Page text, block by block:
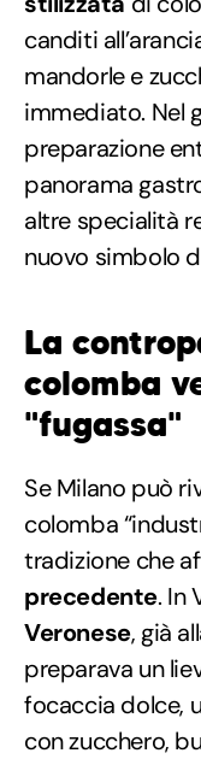
canditi
mandorle e
immediato. Nel
preparazione
panorama
altre specialità
nuovo simbolo
La
colomba
"fugassa"
Se Milano può
colomba
tradizione che
precedente. In
Veronese, già
preparava un
focaccia dolce,
con zucchero,